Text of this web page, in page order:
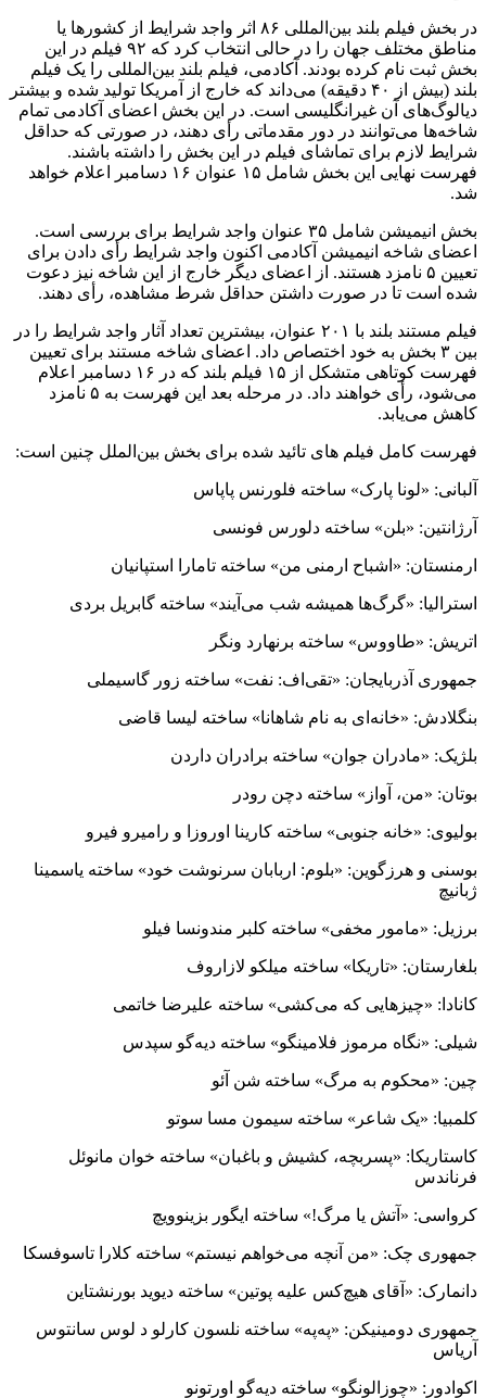
در بخش فیلم بلند بین‌المللی ۸۶ اثر واجد شرایط از کشورها یا
مناطق مختلف جهان را در حالی انتخاب کرد که ۹۲ فیلم در این
بخش ثبت نام کرده بودند. آکادمی، فیلم بلند بین‌المللی را یک فیلم
بلند (بیش از ۴۰ دقیقه) می‌داند که خارج از آمریکا تولید شده و بیشتر
دیالوگ‌های آن غیرانگلیسی است. در این بخش اعضای آکادمی تمام
شاخه‌ها می‌توانند در دور مقدماتی رأی دهند، در صورتی که حداقل
شرایط لازم برای تماشای فیلم در این بخش را داشته باشند.
فهرست نهایی این بخش شامل ۱۵ عنوان ۱۶ دسامبر اعلام خواهد
شد.
بخش انیمیشن شامل ۳۵ عنوان واجد شرایط برای بررسی است.
اعضای شاخه انیمیشن آکادمی اکنون واجد شرایط رأی دادن برای
تعیین ۵ نامزد هستند. از اعضای دیگر خارج از این شاخه نیز دعوت
شده است تا در صورت داشتن حداقل شرط مشاهده، رأی دهند.
فیلم مستند بلند با ۲۰۱ عنوان، بیشترین تعداد آثار واجد شرایط را در
بین ۳ بخش به خود اختصاص داد. اعضای شاخه مستند برای تعیین
فهرست کوتاهی متشکل از ۱۵ فیلم بلند که در ۱۶ دسامبر اعلام
می‌شود، رأی خواهند داد. در مرحله بعد این فهرست به ۵ نامزد
کاهش می‌یابد.
فهرست کامل فیلم های تائید شده برای بخش بین‌الملل چنین است:
آلبانی: «لونا پارک» ساخته فلورنس پاپاس
آرژانتین: «بلن» ساخته دلورس فونسی
ارمنستان: «اشباح ارمنی من» ساخته تامارا استپانیان
استرالیا: «گرگ‌ها همیشه شب می‌آیند» ساخته گابریل بردی
اتریش: «طاووس» ساخته برنهارد ونگر
جمهوری آذربایجان: «تقی‌اف: نفت» ساخته زور گاسیملی
بنگلادش: «خانه‌ای به نام شاهانا» ساخته لیسا قاضی
بلژیک: «مادران جوان» ساخته برادران داردن
بوتان: «من، آواز» ساخته دچن رودر
بولیوی: «خانه جنوبی» ساخته کارینا اوروزا و رامیرو فیرو
بوسنی و هرزگوین: «بلوم: اربابان سرنوشت خود» ساخته یاسمینا
ژبانیچ
برزیل: «مامور مخفی» ساخته کلبر مندونسا فیلو
بلغارستان: «تاریکا» ساخته میلکو لازاروف
کانادا: «چیزهایی که می‌کشی» ساخته علیرضا خاتمی
شیلی: «نگاه مرموز فلامینگو» ساخته دیه‌گو سپدس
چین: «محکوم به مرگ» ساخته شن آئو
کلمبیا: «یک شاعر» ساخته سیمون مسا سوتو
کاستاریکا: «پسربچه، کشیش و باغبان» ساخته خوان مانوئل
فرناندس
کرواسی: «آتش یا مرگ!» ساخته ایگور بزینوویچ
جمهوری چک: «من آنچه می‌خواهم نیستم» ساخته کلارا تاسوفسکا
دانمارک: «آقای هیچ‌کس علیه پوتین» ساخته دیوید بورنشتاین
جمهوری دومینیکن: «په‌په» ساخته نلسون کارلو د لوس سانتوس
آریاس
اکوادور: «چوزالونگو» ساخته دیه‌گو اورتونو